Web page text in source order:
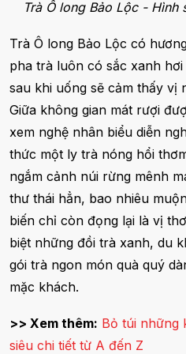
Trà Ô long Bảo Lộc - Hình
Trà Ô long Bảo Lộc có
pha trà luôn có sắc xanh
sau khi uống sẽ cảm thấy vị
Giữa không gian mát rượi
xem nghệ nhân biểu diễn
thức một ly trà nóng hổi
ngắm cảnh núi rừng mênh
thư thái hẳn, bao nhiêu
biến chỉ còn đọng lại là vị
biệt những đồi trà xanh, du
gói trà ngon món quà quý
mặc khách.
>> Xem thêm: Bỏ túi những
siêu chi tiết từ A đến Z